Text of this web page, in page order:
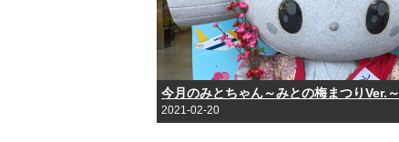
今月のみとちゃん～みとの梅まつりVer.～
2021-02-20